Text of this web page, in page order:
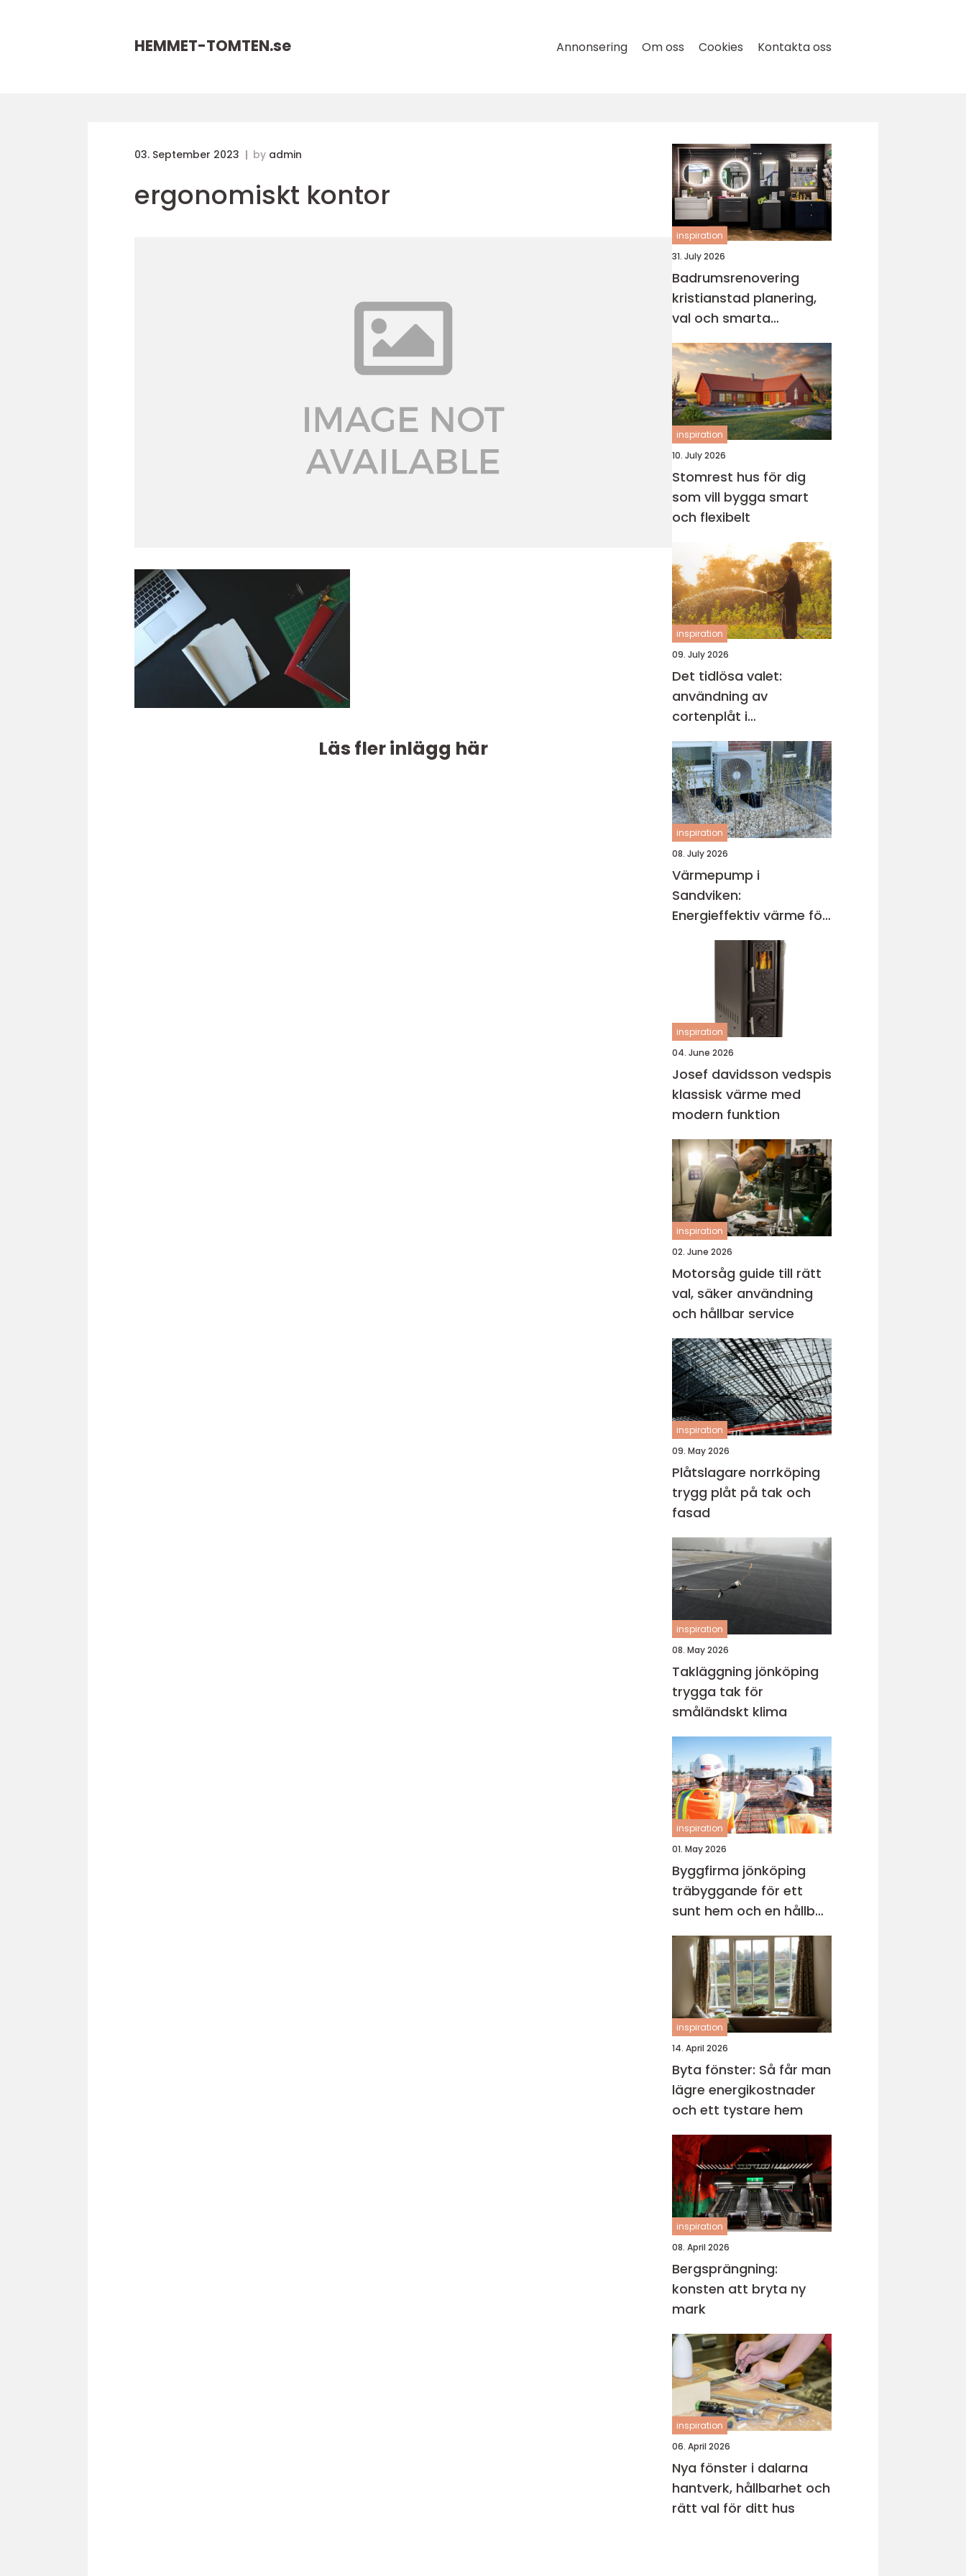
HEMMET-TOMTEN.se Annonsering Om oss Cookies Kontakta oss
03. September 2023 by admin
ergonomiskt kontor
Läs fler inlägg här
inspiration
31. July 2026
Badrumsrenovering
kristianstad planering,
val och smarta
genvägar
inspiration
10. July 2026
Stomrest hus för dig
som vill bygga smart
och flexibelt
inspiration
09. July 2026
Det tidlösa valet:
användning av
cortenplåt i
trädgårdsdesign
inspiration
08. July 2026
Värmepump i
Sandviken:
Energieffektiv värme för
villa och fastighet
inspiration
04. June 2026
Josef davidsson vedspis
klassisk värme med
modern funktion
inspiration
02. June 2026
Motorsåg guide till rätt
val, säker användning
och hållbar service
inspiration
09. May 2026
Plåtslagare norrköping
trygg plåt på tak och
fasad
inspiration
08. May 2026
Takläggning jönköping
trygga tak för
småländskt klima
inspiration
01. May 2026
Byggfirma jönköping
träbyggande för ett
sunt hem och en hållbar
framtid
inspiration
14. April 2026
Byta fönster: Så får man
lägre energikostnader
och ett tystare hem
inspiration
08. April 2026
Bergsprängning:
konsten att bryta ny
mark
inspiration
06. April 2026
Nya fönster i dalarna
hantverk, hållbarhet och
rätt val för ditt hus